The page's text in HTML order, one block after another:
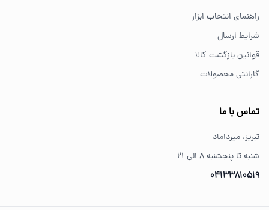
راهنمای انتخاب ابزار
شرایط ارسال
قوانین بازگشت کالا
گارانتی محصولات
تماس با ما
تبریز، میرداماد
شنبه تا پنجشنبه ۸ الی ۲۱
04133810519